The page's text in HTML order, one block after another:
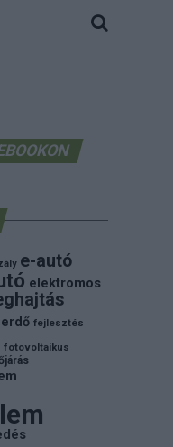
e-autó
elektromos
erdő fejlesztés
fotovoltaikus